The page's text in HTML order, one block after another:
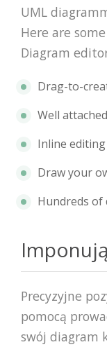
UML
Here are
Diagram
Drag-to-
Well
Inline
Draw your
Hundreds of
Precyzyjne
pomocą
swój diagram